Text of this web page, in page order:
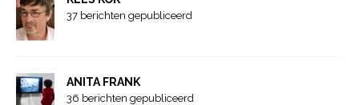
37 berichten gepubliceerd
ANITA FRANK
36 berichten gepubliceerd